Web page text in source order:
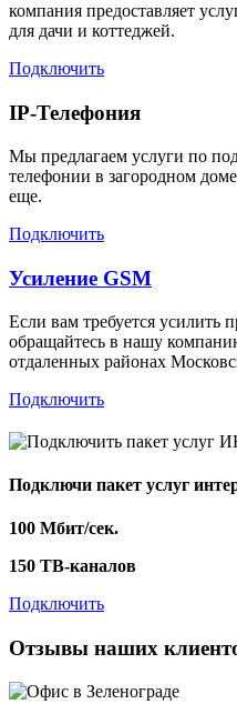
компания предоставляет
для дачи и коттеджей.
Подключить
IP-Телефония
Мы предлагаем услуги по
телефонии в загородном
еще.
Подключить
Усиление GSM
Если вам требуется усилить
обращайтесь в нашу
отдаленных районах
Подключить
Подключи пакет услуг
100 Мбит/сек.
150 ТВ-каналов
Подключить
Отзывы наших